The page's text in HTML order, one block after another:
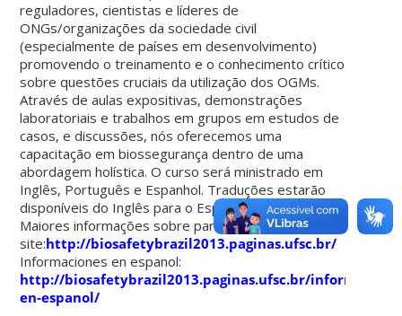
reguladores, cientistas e líderes de
ONGs/organizações da sociedade civil
(especialmente de países em desenvolvimento)
promovendo o treinamento e o conhecimento crítico
sobre questões cruciais da utilização dos OGMs.
Através de aulas expositivas, demonstrações
laboratoriais e trabalhos em grupos em estudos de
casos, e discussões, nós oferecemos uma
capacitação em biossegurança dentro de uma
abordagem holística. O curso será ministrado em
Inglês, Português e Espanhol. Traduções estarão
disponíveis do Inglês para o Espanhol e vice-versa.
Maiores informações sobre participação no
site:http://biosafetybrazil2013.paginas.ufsc.br/
Informaciones en espanol:
http://biosafetybrazil2013.paginas.ufsc.br/
en-espanol/